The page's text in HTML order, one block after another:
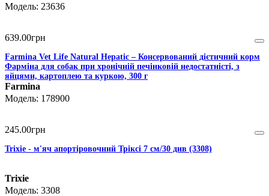
23636
639.00грн
Farmina Vet Life Natural Hepatic – Консервований дієтичний корм
Фарміна для собак при хронічній печінковій недостатністі, з
яйцями, картоплею та куркою, 300 г
Farmina
178900
245.00грн
Trixie - м'яч апортіровочний Тріксі 7 см/30 див (3308)
Trixie
3308